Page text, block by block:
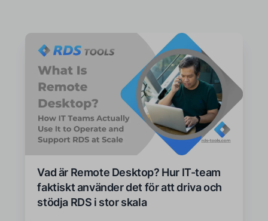
Vad är Remote Desktop? Hur IT-team
faktiskt använder det för att driva och
stödja RDS i stor skala